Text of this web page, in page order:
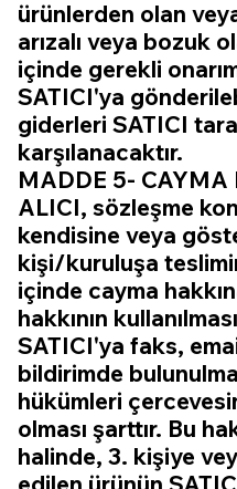
ürünlerden olan
arızalı veya bozuk
içinde gerekli
SATICI'ya
giderleri SATICI
karşılanacaktır.
MADDE 5- CAYMA
ALICI, sözleşme
kendisine veya
kişi/kuruluşa
içinde cayma
hakkının
SATICI'ya faks,
bildirimde
hükümleri
olması şarttır. Bu
halinde, 3. kişiye